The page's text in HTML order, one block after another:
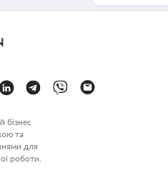
бізнес
та
для
роботи.